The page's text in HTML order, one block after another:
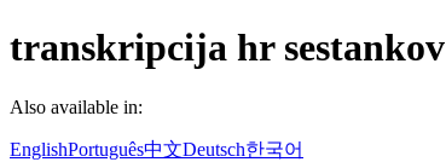
transkripcija hr sestankov
Also available in:
EnglishPortuguês中文Deutsch한국어